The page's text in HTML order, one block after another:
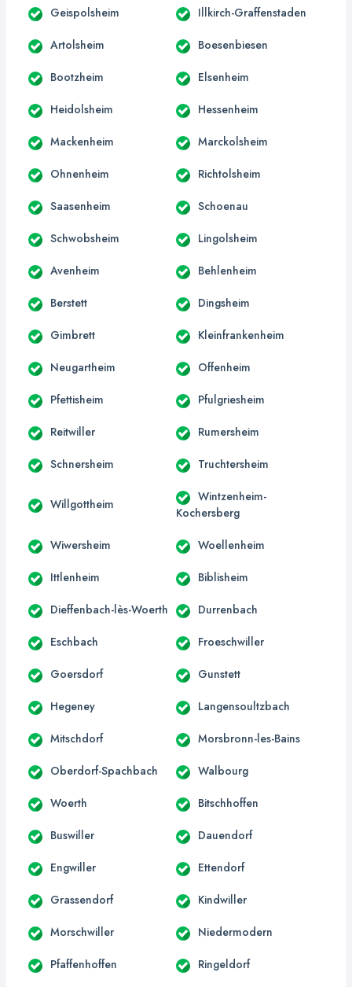
Geispolsheim Illkirch-Graffenstaden
Artolsheim Boesenbiesen
Bootzheim Elsenheim
Heidolsheim Hessenheim
Mackenheim Marckolsheim
Ohnenheim Richtolsheim
Saasenheim Schoenau
Schwobsheim Lingolsheim
Avenheim Behlenheim
Berstett Dingsheim
Gimbrett Kleinfrankenheim
Neugartheim Offenheim
Pfettisheim Pfulgriesheim
Reitwiller Rumersheim
Schnersheim Truchtersheim
Willgottheim
Wintzenheim-
Kochersberg
Wiwersheim Woellenheim
Ittlenheim Biblisheim
Dieffenbach-lès-Woerth Durrenbach
Eschbach Froeschwiller
Goersdorf Gunstett
Hegeney Langensoultzbach
Mitschdorf Morsbronn-les-Bains
Oberdorf-Spachbach Walbourg
Woerth Bitschhoffen
Buswiller Dauendorf
Engwiller Ettendorf
Grassendorf Kindwiller
Morschwiller Niedermodern
Pfaffenhoffen Ringeldorf